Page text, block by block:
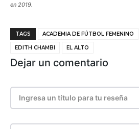
en 2019.
TAGS ACADEMIA DE FÚTBOL FEMENINO
EDITH CHAMBI EL ALTO
Dejar un comentario